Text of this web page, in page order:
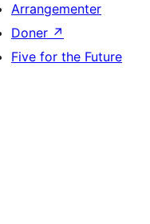
Arrangementer
Doner ↗
Five for the Future